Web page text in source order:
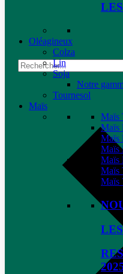
Oléagineux
Colza
Lin
Soja
Notre
Tournesol
Maïs
Maïs
Maïs
Maïs
Maïs
Maïs
Maïs
Maïs